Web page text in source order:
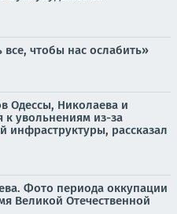
все, чтобы нас ослабить»
Одессы, Николаева и
к увольнениям из-за
инфраструктуры, рассказал
Фото периода оккупации
Великой Отечественной